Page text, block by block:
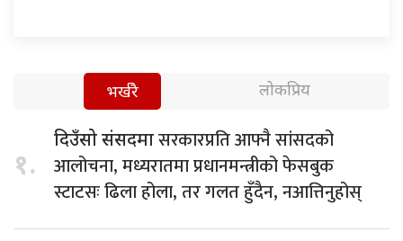
भर्खरै लोकप्रिय
१.
दिउँसो संसदमासरकारप्रति आफ्नै सांसदको
आलोचना, मध्यरातमा प्रधानमन्त्रीको फेसबुक
स्टाटसः ढिला होला, तर गलत हुँदैन, नआत्तिनुहोस्